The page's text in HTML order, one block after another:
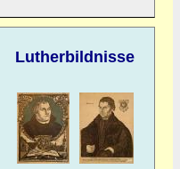
Lutherbildnisse